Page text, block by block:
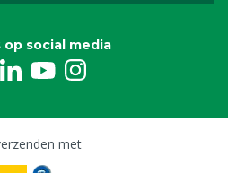
op social media
met